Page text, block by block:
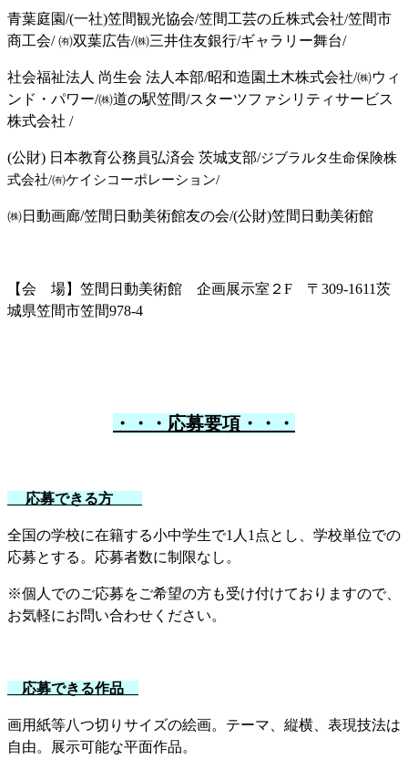
青葉庭園/(一社)笠間観光協会/笠間工芸の丘株式会社/笠間市
商工会/ ㈲双葉広告/㈱三井住友銀行/ギャラリー舞台/
社会福祉法人 尚生会 法人本部/昭和造園土木株式会社/㈱ウィ
ンド・パワー/㈱道の駅笠間/スターツファシリティサービス
株式会社 /
(公財) 日本教育公務員弘済会 茨城支部/ジブラルタ生命保険株
式会社/㈲ケイシコーポレーション/
㈱日動画廊/笠間日動美術館友の会/(公財)笠間日動美術館
【会 場】笠間日動美術館 企画展示室２F 〒309-1611茨
城県笠間市笠間978-4
・・・応募要項・・・
応募できる方
全国の学校に在籍する小中学生で1 人 1 点とし、学校単位での
応募とする。応募者数に制限なし。
※個人でのご応募をご希望の方も受け付けておりますので、
お気軽にお問い合わせください。
応募できる作品
画用紙等八つ切りサイズの絵画。テーマ、縦横、表現技法は
自由。展示可能な平面作品。